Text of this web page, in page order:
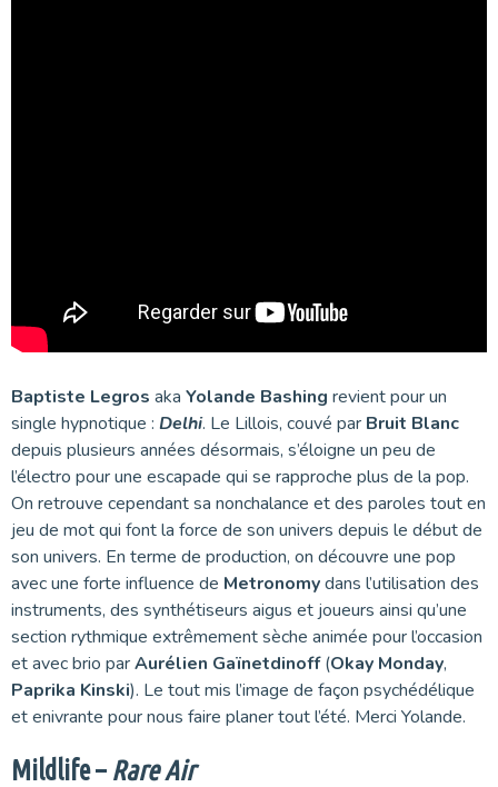
Baptiste Legros aka Yolande Bashing revient pour un
single hypnotique : Delhi. Le Lillois, couvé par Bruit Blanc
depuis plusieurs années désormais, s’éloigne un peu de
l’électro pour une escapade qui se rapproche plus de la pop.
On retrouve cependant sa nonchalance et des paroles tout en
jeu de mot qui font la force de son univers depuis le début de
son univers. En terme de production, on découvre une pop
avec une forte influence de Metronomydans l’utilisation des
instruments, des synthétiseurs aigus et joueurs ainsi qu’une
section rythmique extrêmement sèche animée pour l’occasion
et avec brio parAurélien Gaïnetdinoff(Okay Monday,
Paprika Kinski). Le tout mis l’image de façon psychédélique
et enivrante pour nous faire planer tout l’été. Merci Yolande.
Mildlife – Rare Air